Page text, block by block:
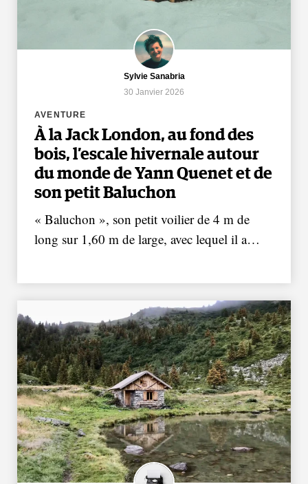
Sylvie Sanabria
30 Janvier 2026
AVENTURE
À la Jack London, au fond des
bois, l’escale hivernale autour
du monde de Yann Quenet et de
son petit Baluchon
« Baluchon », son petit voilier de 4 m de
long sur 1,60 m de large, avec lequel il a…